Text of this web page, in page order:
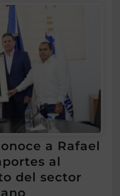
a Rafael
al
del sector